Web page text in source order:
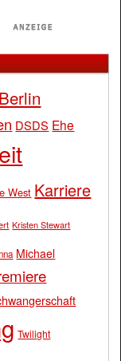
Berlin
DSDS Ehe
West Karriere
Kristen Stewart
Michael
Twilight